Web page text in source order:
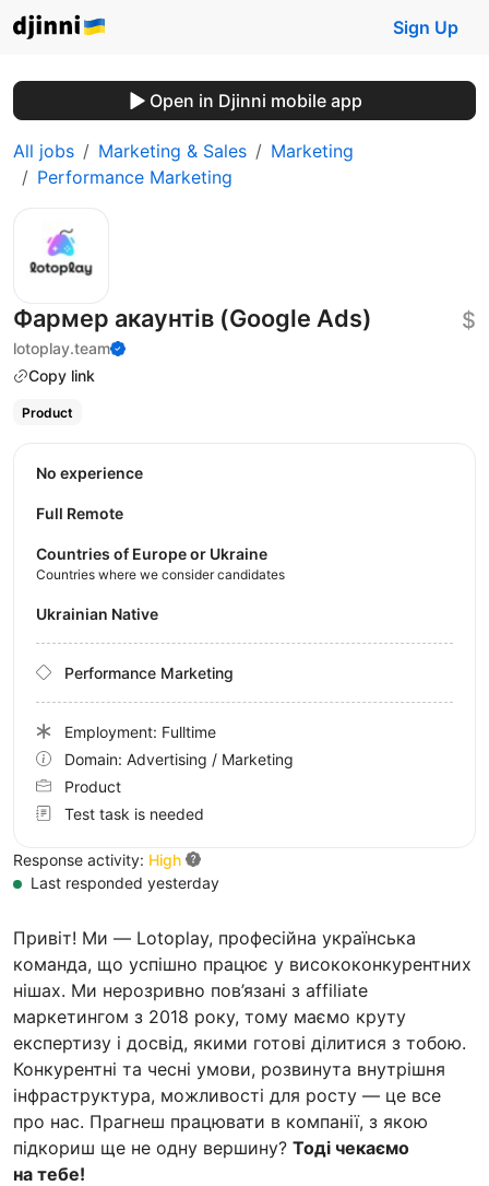
Sign Up
Open in Djinni mobile app
All jobs Marketing & Sales
Marketing
Performance Marketing
Фармер акаунтів (Google Ads)
lotoplay.team
Copy link
$
Product
Привіт! Ми — Lotoplay, професійна українська
команда, що успішно працює у висококонкурентних
нішах. Ми нерозривно пов’язані з affiliate
маркетингом з 2018 року, тому маємо круту
експертизу і досвід, якими готові ділитися з тобою.
Конкурентні та чесні умови, розвинута внутрішня
інфраструктура, можливості для росту — це все
про нас. Прагнеш працювати в компанії, з якою
підкориш ще не одну вершину? Тоді чекаємо
на тебе!
No experience
Full Remote
Countries of Europe or Ukraine
Countries where we consider candidates
Ukrainian Native
Performance Marketing
Employment: Fulltime
Domain: Advertising / Marketing
Product
Test task is needed
Response activity: High
Last responded yesterday